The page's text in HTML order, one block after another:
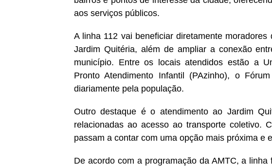
aos serviços públicos.
A linha 112 vai beneficiar diretamente
Jardim Quitéria, além de ampliar a conexão
município. Entre os locais atendidos estão a
Pronto Atendimento Infantil (PAzinho), o
diariamente pela população.
Outro destaque é o atendimento ao Jardim
relacionadas ao acesso ao transporte coletivo.
passam a contar com uma opção mais próxima e
De acordo com a programação da AMTC, a